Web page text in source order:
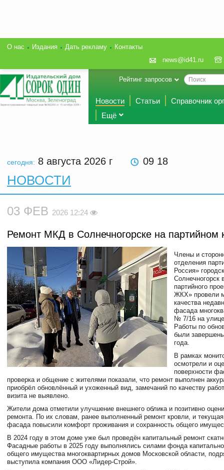
О нас Издания Дать рекламу
Контакты
news@id41.ru
Рейтинг запросов
Новости Статьи
Справочник
Ещё
сегодня: 8 августа 2026 г 09 18
НОВОСТИ
03 ФЕВ 2026 12:24
Ремонт МКД в Солнечногорске на партийном
Члены и
отделения
Россия»
Солнечногорск
партийного
ЖКХ» провели
качества
фасада
№ 7/16 на
Работы по
были
года.
В рамках
осмотрели и
поверхности
проверка и общение с жителями показали, что ремонт выполнен
приобрёл обновлённый и ухоженный вид, замечаний по качеству
визита не выявлено.
Жители дома отметили улучшение внешнего облика и позитивно
ремонта. По их словам, ранее выполненный ремонт кровли, и текущая
фасада повысили комфорт проживания и сохранность общего
В 2024 году в этом доме уже был проведён капитальный ремонт
Фасадные работы в 2025 году выполнялись силами фонда
общего имущества многоквартирных домов Московской области,
выступила компания ООО «Лидер-Строй».